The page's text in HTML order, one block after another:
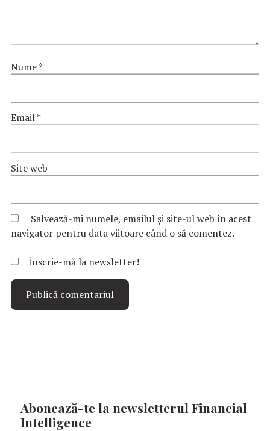
Nume*
Email*
Site web
Salvează-mi numele, emailul și site-ul web în acest
navigator pentru data viitoare când o să comentez.
Înscrie-mă la newsletter!
Abonează-te la newsletterul Financial
Intelligence